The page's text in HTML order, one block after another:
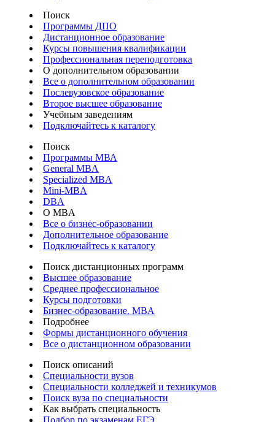
Поиск
Программы ДПО
Дистанционное образование
Курсы повышения квалификации
Профессиональная переподготовка
О дополнительном образовании
Все о дополнительном образовании
Послевузовское образование
Второе высшее образование
Учебным заведениям
Подключайтесь к каталогу
Поиск
Программы МВА
General MBA
Specialized MBA
Mini-MBA
DBA
О MBA
Все о бизнес-образовании
Дополнительное образование
Подключайтесь к каталогу
Поиск дистанционных программ
Высшее образование
Среднее профессиональное
Курсы подготовки
Бизнес-образование. MBA
Подробнее
Формы дистанционного обучения
Все о дистанционном образовании
Поиск описаний
Специальности вузов
Специальности колледжей и техникумов
Поиск вуза по специальности
Как выбрать специальность
Подбор по экзаменам ЕГЭ